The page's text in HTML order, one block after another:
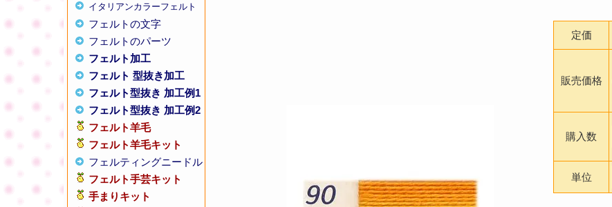
イタリアンカラーフェルト
フェルトの文字
フェルトのパーツ
フェルト加工
フェルト 型抜き加工
フェルト型抜き 加工例1
フェルト型抜き 加工例2
フェルト羊毛
フェルト羊毛キット
フェルティングニードル
フェルト手芸キット
手まりキット
定価
販売価格
購入数
単位